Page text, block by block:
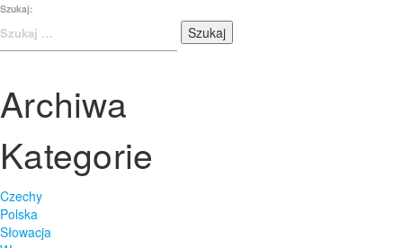
Szukaj:
Archiwa
Kategorie
Czechy
Polska
Słowacja